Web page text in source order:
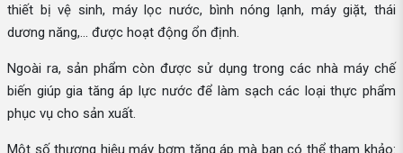
thiết bị vệ sinh, máy lọc nước, bình nóng lạnh, máy giặt, thái
dương năng,... được hoạt động ổn định.
Ngoài ra, sản phẩm còn được sử dụng trong các nhà máy chế
biến giúp gia tăng áp lực nước để làm sạch các loại thực phẩm
phục vụ cho sản xuất.
Một số thương hiệu máy bơm tăng áp mà bạn có thể tham khảo: